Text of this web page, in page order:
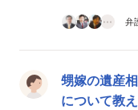
財...
弁
甥嫁の遺産
について教